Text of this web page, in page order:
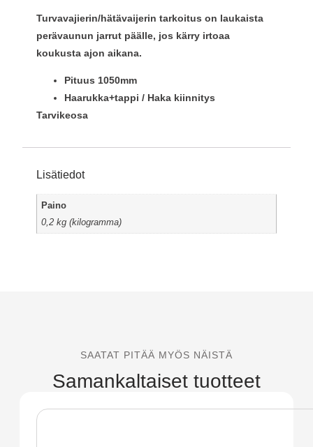
Turvavajierin/hätävaijerin tarkoitus on laukaista
perävaunun jarrut päälle, jos kärry irtoaa
koukusta ajon aikana.
Pituus 1050mm
Haarukka+tappi / Haka kiinnitys
Tarvikeosa
Lisätiedot
Paino
0,2 kg (kilogramma)
SAATAT PITÄÄ MYÖS NÄISTÄ
Samankaltaiset tuotteet